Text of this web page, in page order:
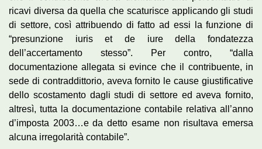
ricavi diversa da quella che scaturisce applicando gli studi
di settore, così attribuendo di fatto ad essi la funzione di
“presunzione iuris et de iure della fondatezza
dell’accertamento stesso”. Per contro, “dalla
documentazione allegata si evince che il contribuente, in
sede di contraddittorio, aveva fornito le cause giustificative
dello scostamento dagli studi di settore ed aveva fornito,
altresì, tutta la documentazione contabile relativa all’anno
d’imposta 2003…e da detto esame non risultava emersa
alcuna irregolarità contabile”.